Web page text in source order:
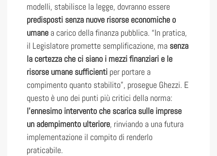
modelli, stabilisce la legge, dovranno essere
predisposti senza nuove risorse economiche o
umane a carico della finanza pubblica. “In pratica,
il Legislatore promette semplificazione, ma senza
la certezza che ci siano i mezzi finanziari e le
risorse umane sufficienti per portare a
compimento quanto stabilito”, prosegue Ghezzi. E
questo è uno dei punti più critici della norma:
l’ennesimo intervento che scarica sulle imprese
un adempimento ulteriore, rinviando a una futura
implementazione il compito di renderlo
praticabile.